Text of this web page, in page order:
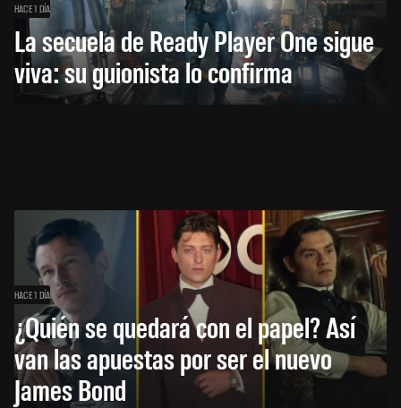
HACE 1 DÍA
La secuela de Ready Player One sigue
viva: su guionista lo confirma
HACE 1 DÍA
¿Quién se quedará con el papel? Así
van las apuestas por ser el nuevo
James Bond